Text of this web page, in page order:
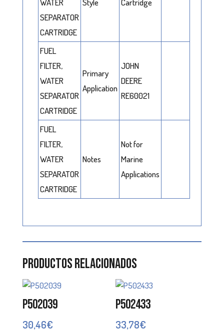
WATER
SEPARATOR
CARTRIDGE
Style Cartridge
FUEL
FILTER,
WATER
SEPARATOR
CARTRIDGE
Primary
Application
JOHN
DEERE
RE60021
FUEL
FILTER,
WATER
SEPARATOR
CARTRIDGE
Notes
Not for
Marine
Applications
Productos relacionados
P502039
30,46€
P502433
33,78€